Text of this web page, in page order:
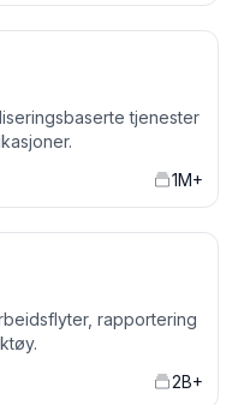
tjenester
1M+
rapportering
2B+